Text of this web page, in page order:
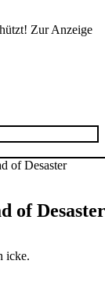
Zur Anzeige
of Desaster
icke.